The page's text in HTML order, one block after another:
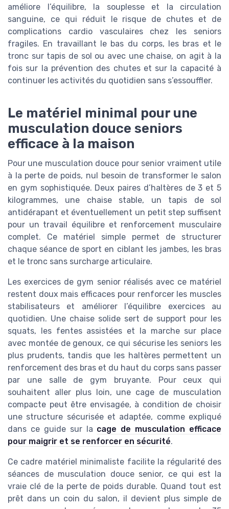
améliore l’équilibre, la souplesse et la circulation
sanguine, ce qui réduit le risque de chutes et de
complications cardio vasculaires chez les seniors
fragiles. En travaillant le bas du corps, les bras et le
tronc sur tapis de sol ou avec une chaise, on agit à la
fois sur la prévention des chutes et sur la capacité à
continuer les activités du quotidien sans s’essouffler.
Le matériel minimal pour une
musculation douce seniors
efficace à la maison
Pour une musculation douce pour senior vraiment utile
à la perte de poids, nul besoin de transformer le salon
en gym sophistiquée. Deux paires d’haltères de 3 et 5
kilogrammes, une chaise stable, un tapis de sol
antidérapant et éventuellement un petit step suffisent
pour un travail équilibre et renforcement musculaire
complet. Ce matériel simple permet de structurer
chaque séance de sport en ciblant les jambes, les bras
et le tronc sans surcharge articulaire.
Les exercices de gym senior réalisés avec ce matériel
restent doux mais efficaces pour renforcer les muscles
stabilisateurs et améliorer l’équilibre exercices au
quotidien. Une chaise solide sert de support pour les
squats, les fentes assistées et la marche sur place
avec montée de genoux, ce qui sécurise les seniors les
plus prudents, tandis que les haltères permettent un
renforcement des bras et du haut du corps sans passer
par une salle de gym bruyante. Pour ceux qui
souhaitent aller plus loin, une cage de musculation
compacte peut être envisagée, à condition de choisir
une structure sécurisée et adaptée, comme expliqué
dans ce guide sur la cage de musculation efficace
pour maigrir et se renforcer en sécurité.
Ce cadre matériel minimaliste facilite la régularité des
séances de musculation douce senior, ce qui est la
vraie clé de la perte de poids durable. Quand tout est
prêt dans un coin du salon, il devient plus simple de